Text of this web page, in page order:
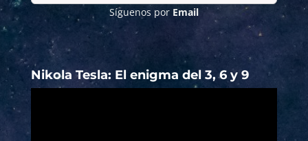
Síguenos por Email
Nikola Tesla: El enigma del 3, 6 y 9